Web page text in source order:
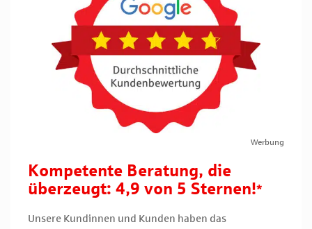
Werbung
Kompetente Beratung, die
überzeugt: 4,9 von 5 Sternen!*
Unsere Kundinnen und Kunden haben das